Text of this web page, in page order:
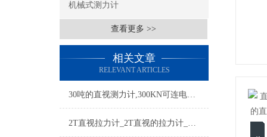
机械式测力计
查看更多 >>
相关文章
RELEVANT ARTICLES
30吨的直视测力计,300KN可连电脑直视无线拉力计厂家
2T直视拉力计_2T直视的拉力计_2T直视测力计